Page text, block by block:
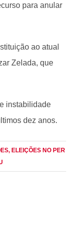
para anular
ao atual
Zelada, que
instabilidade
dez anos.
, ELEIÇÕES NO PER